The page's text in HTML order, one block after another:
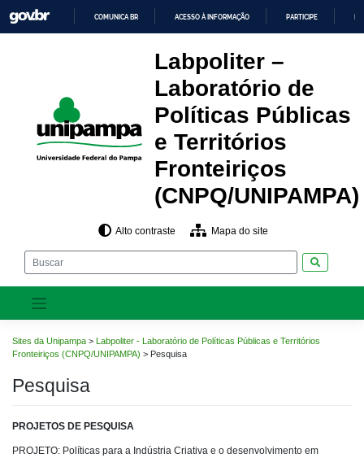
para
o
O
CONTEÚDO
COMUNICA BR ACESSO À INFORMAÇÃO PARTICIPE
Labpoliter –
Laboratório de
Políticas Públicas
e Territórios
Fronteiriços
(CNPQ/UNIPAMPA)
Alto contraste Mapa do site
Sites da Unipampa > Labpoliter - Laboratório de Políticas Públicas e Territórios
Fronteiriços (CNPQ/UNIPAMPA) > Pesquisa
Pesquisa
PROJETOS DE PESQUISA
PROJETO: Políticas para a Indústria Criativa e o desenvolvimento em